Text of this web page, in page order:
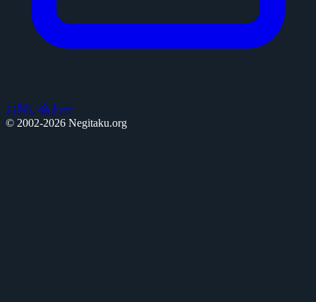
お問い合わせ
© 2002-2026 Negitaku.org